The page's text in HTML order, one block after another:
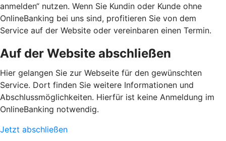
anmelden“ nutzen. Wenn Sie Kundin oder Kunde ohne
OnlineBanking bei uns sind, profitieren Sie von dem
Service auf der Website oder vereinbaren einen Termin.
Auf der Website abschließen
Hier gelangen Sie zur Webseite für den gewünschten
Service. Dort finden Sie weitere Informationen und
Abschlussmöglichkeiten. Hierfür ist keine Anmeldung im
OnlineBanking notwendig.
Jetzt abschließen